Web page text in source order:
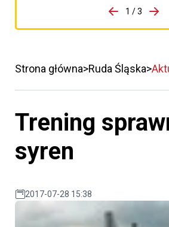
porzpedniego komunikatu
1 / 3
Strona główna Ruda Śląska
Trening
syren
2017-07-28 15:38